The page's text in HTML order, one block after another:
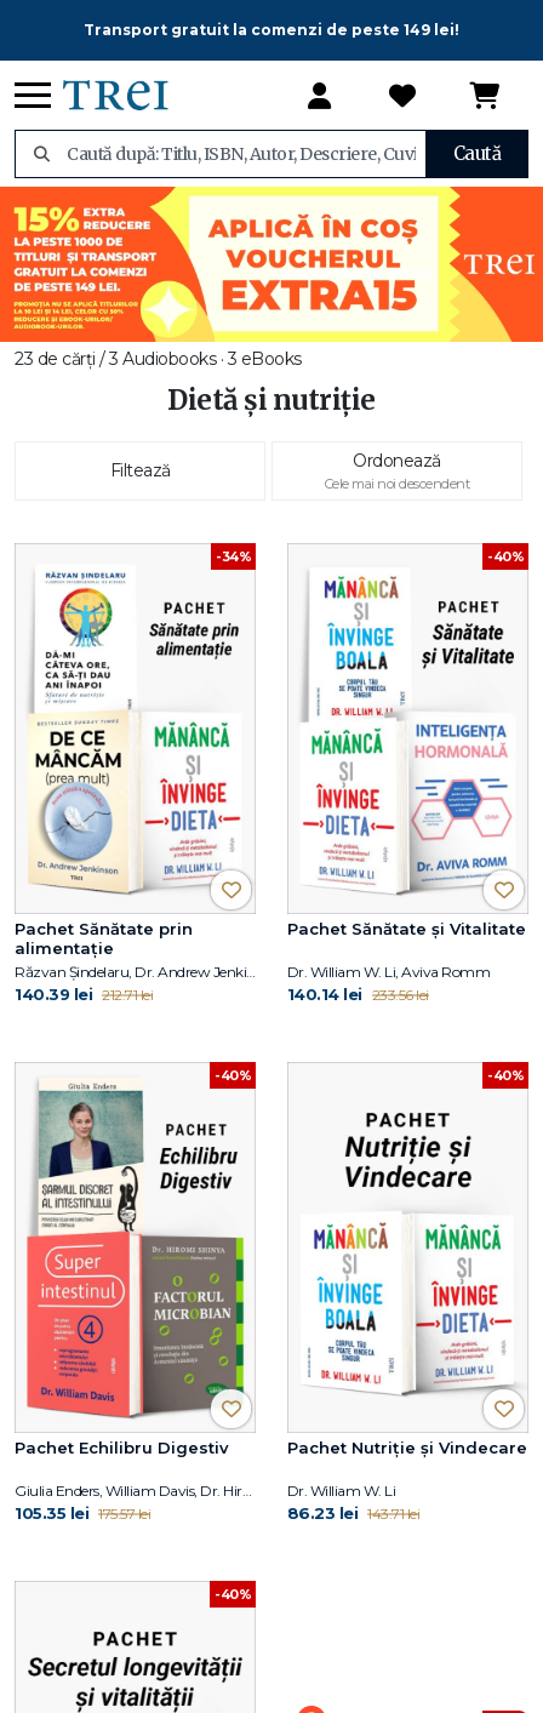
Transport gratuit la comenzi de peste 149 lei!
Caută
23 de cărți / 3 Audiobooks · 3 eBooks
Dietă și nutriție
Filtează Ordonează
Cele mai noi descendent
-34%
Pachet Sănătate prin
alimentație
Răzvan Șindelaru, Dr. Andrew Jenkinson, Dr. William W. Li
140.39 lei 212.71 lei
-40%
Pachet Sănătate și Vitalitate
Dr. William W. Li, Aviva Romm
140.14 lei 233.56 lei
-40%
Pachet Echilibru Digestiv
Giulia Enders, William Davis, Dr. Hiromi Shinya
105.35 lei 175.57 lei
-40%
Pachet Nutriție și Vindecare
Dr. William W. Li
86.23 lei 143.71 lei
-40%